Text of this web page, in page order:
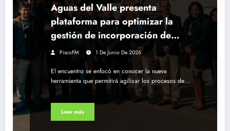
Aguas del Valle presenta
plataforma para optimizar la
gestión de incorporación de
nuevos clientes a servicios
públicos y contratistas
PiscoFM 1 De Junio De 2026
El encuentro se enfocó en conocer la nueva
herramienta que permitirá agilizar los procesos de…
Leer más